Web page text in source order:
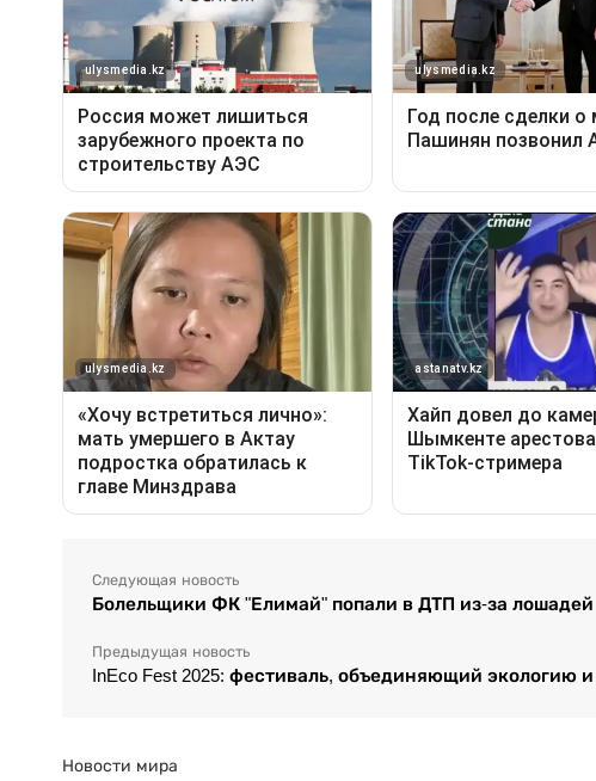
Следующая новость
Болельщики ФК "Елимай" попали в ДТП из-за лошадей
Предыдущая новость
InEco Fest 2025: фестиваль, объединяющий экологию
Новости мира